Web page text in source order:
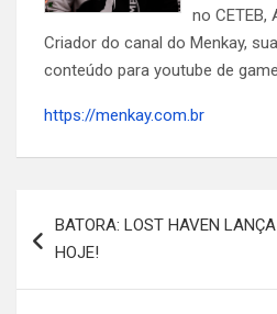
no CETEB,
Criador do canal do Menkay,
conteúdo para youtube de
https://menkay.com.br
de
BATORA: LOST HAVEN
HOJE!